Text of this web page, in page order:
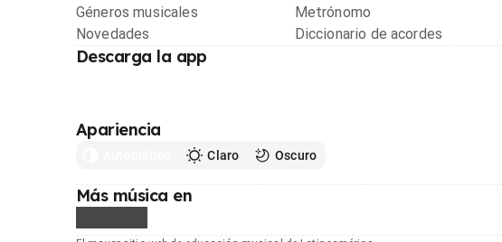
Géneros musicales
Novedades
Metrónomo
Diccionario de acordes
Descarga la app
Apariencia
Claro Oscuro
Más música en